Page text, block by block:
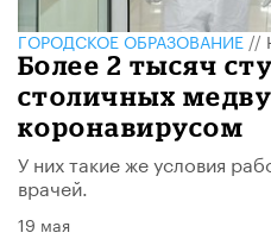
ГОРОДСКОЕ ОБРАЗОВАНИЕ//
Более 2 тысяч
столичных
коронавирусом
У них такие же условия
врачей.
19 мая